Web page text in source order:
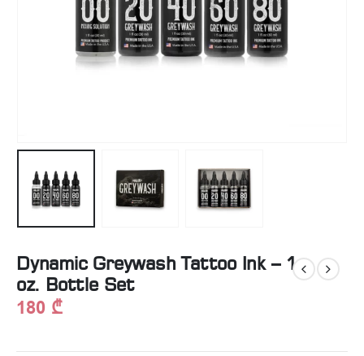
Dynamic Greywash Tattoo Ink – 1
oz. Bottle Set
180 ₾